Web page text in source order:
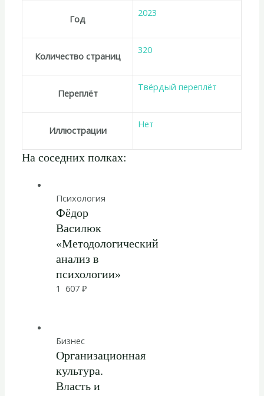
Год
2023
Количество страниц
320
Переплёт
Твёрдый переплёт
Иллюстрации
Нет
На соседних полках:
Психология
Фёдор
Василюк
«Методологический
анализ в
психологии»
1 607₽
Бизнес
Организационная
культура.
Власть и